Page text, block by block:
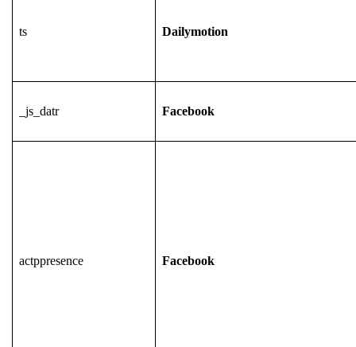
ts Dailymotion
_js_datr Facebook
actppresence Facebook